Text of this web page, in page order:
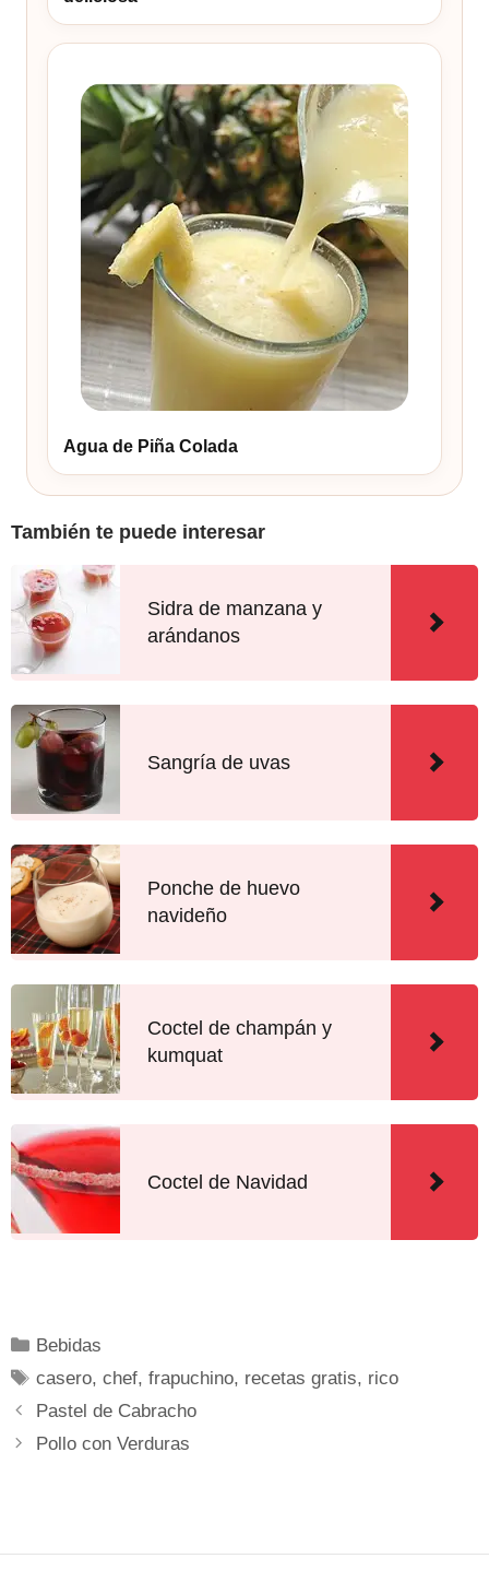
Agua de Piña Colada
También te puede interesar
Sidra de manzana y
arándanos
Sangría de uvas
Ponche de huevo
navideño
Coctel de champán y
kumquat
Coctel de Navidad
Bebidas
casero,chef,frapuchino, recetas gratis, rico
Pastel de Cabracho
Pollo con Verduras